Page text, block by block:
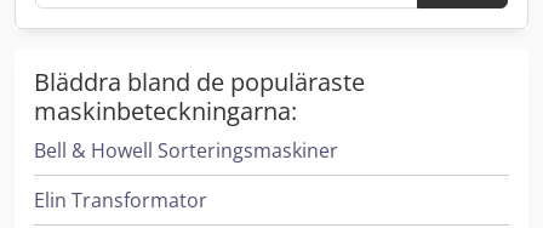
Bläddra bland de populäraste
maskinbeteckningarna:
Bell & Howell Sorteringsmaskiner
Elin Transformator